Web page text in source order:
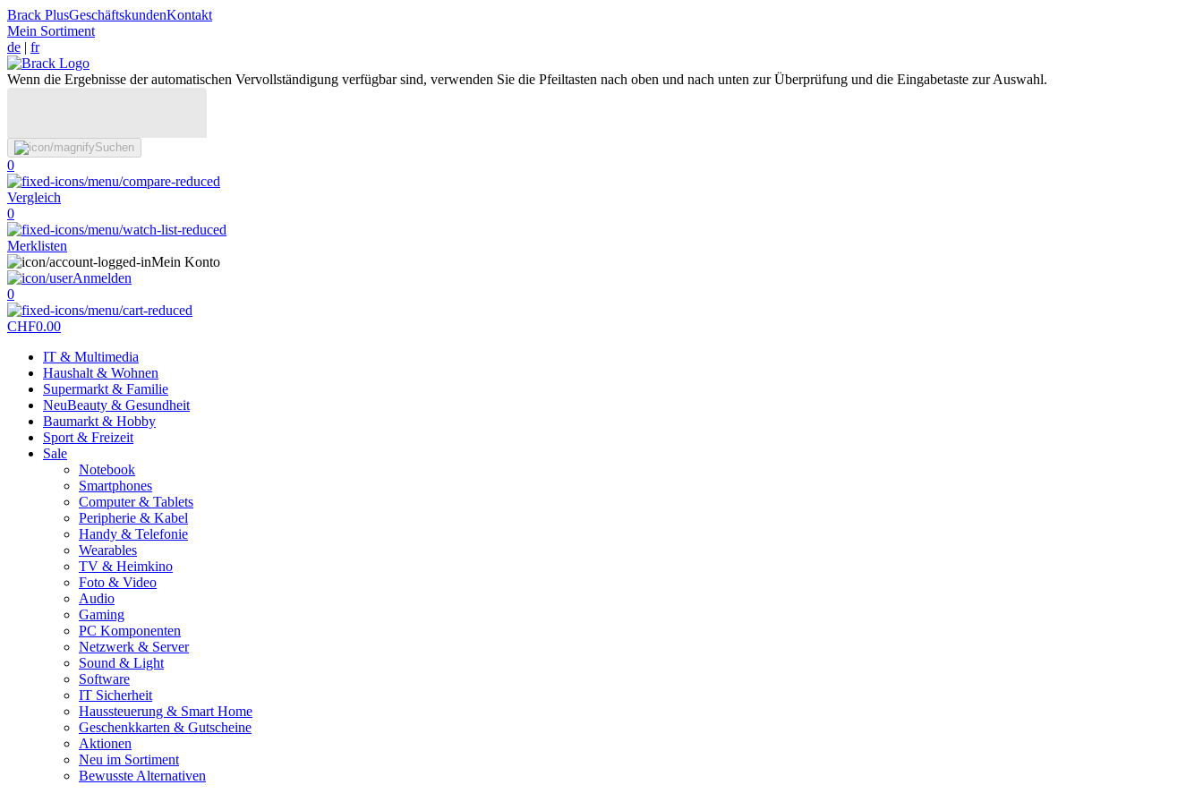
Brack PlusGeschäftskundenKontakt
Mein Sortiment
de | fr
Wenn die Ergebnisse der automatischen Vervollständigung verfügbar sind, verwenden Sie die Pfeiltasten nach oben und nach unten zur Überprüfung und die Eingabetaste zur Auswahl.
Suchen
0
Vergleich
0
Merklisten
Mein Konto
Anmelden
0
CHF0.00
IT & Multimedia
Haushalt & Wohnen
Supermarkt & Familie
NeuBeauty & Gesundheit
Baumarkt & Hobby
Sport & Freizeit
Sale
Notebook
Smartphones
Computer & Tablets
Peripherie & Kabel
Handy & Telefonie
Wearables
TV & Heimkino
Foto & Video
Audio
Gaming
PC Komponenten
Netzwerk & Server
Sound & Light
Software
IT Sicherheit
Haussteuerung & Smart Home
Geschenkkarten & Gutscheine
Aktionen
Neu im Sortiment
Bewusste Alternativen